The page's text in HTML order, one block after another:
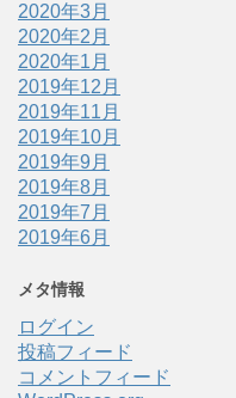
2020年3月
2020年2月
2020年1月
2019年12月
2019年11月
2019年10月
2019年9月
2019年8月
2019年7月
2019年6月
メタ情報
ログイン
投稿フィード
コメントフィード